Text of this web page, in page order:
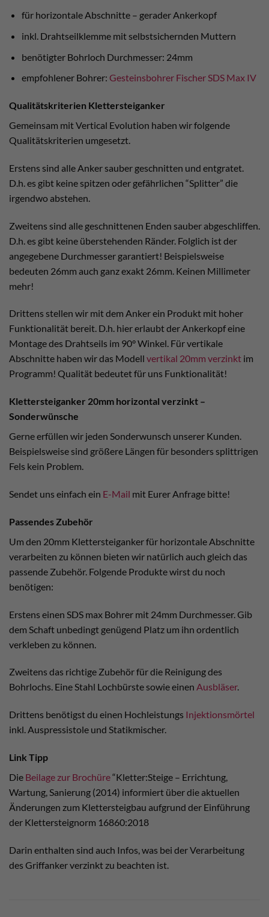
für horizontale Abschnitte – gerader Ankerkopf
inkl. Drahtseilklemme mit selbstsichernden Muttern
benötigter Bohrloch Durchmesser: 24mm
empfohlener Bohrer: Gesteinsbohrer Fischer SDS Max IV
Qualitätskriterien Klettersteiganker
Gemeinsam mit Vertical Evolution haben wir folgende
Qualitätskriterien umgesetzt.
Erstens sind alle Anker sauber geschnitten und entgratet.
D.h. es gibt keine spitzen oder gefährlichen “Splitter” die
irgendwo abstehen.
Zweitens sind alle geschnittenen Enden sauber abgeschliffen.
D.h. es gibt keine überstehenden Ränder. Folglich ist der
angegebene Durchmesser garantiert! Beispielsweise
bedeuten 26mm auch ganz exakt 26mm. Keinen Millimeter
mehr!
Drittens stellen wir mit dem Anker ein Produkt mit hoher
Funktionalität bereit. D.h. hier erlaubt der Ankerkopf eine
Montage des Drahtseils im 90° Winkel. Für vertikale
Abschnitte haben wir das Modell vertikal 20mm verzinkt im
Programm! Qualität bedeutet für uns Funktionalität!
Klettersteiganker 20mm horizontal verzinkt –
Sonderwünsche
Gerne erfüllen wir jeden Sonderwunsch unserer Kunden.
Beispielsweise sind größere Längen für besonders splittrigen
Fels kein Problem.
Sendet uns einfach ein E-Mail mit Eurer Anfrage bitte!
Passendes Zubehör
Um den 20mm Klettersteiganker für horizontale Abschnitte
verarbeiten zu können bieten wir natürlich auch gleich das
passende Zubehör. Folgende Produkte wirst du noch
benötigen:
Erstens einen SDS max Bohrer mit 24mm Durchmesser. Gib
dem Schaft unbedingt genügend Platz um ihn ordentlich
verkleben zu können.
Zweitens das richtige Zubehör für die Reinigung des
Bohrlochs. Eine Stahl Lochbürste sowie einen Ausbläser.
Drittens benötigst du einen Hochleistungs Injektionsmörtel
inkl. Auspressistole und Statikmischer.
Link Tipp
Die Beilage zur Brochüre“Kletter:Steige – Errichtung,
Wartung, Sanierung (2014) informiert über die aktuellen
Änderungen zum Klettersteigbau aufgrund der Einführung
der Klettersteignorm 16860:2018
Darin enthalten sind auch Infos, was bei der Verarbeitung
des Griffanker verzinkt zu beachten ist.